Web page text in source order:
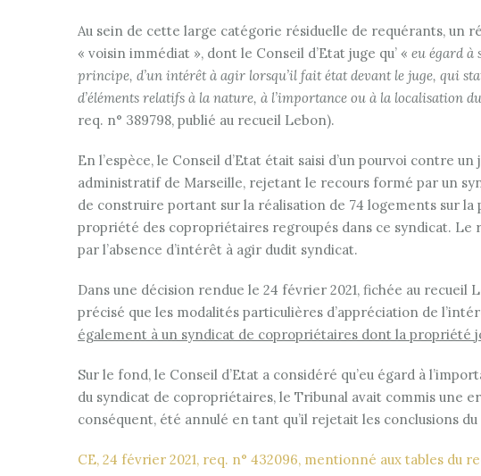
Au sein de cette large catégorie résiduelle de requérants, un
« voisin immédiat », dont le Conseil d’Etat juge qu’ « eu égard
principe, d’un intérêt à agir lorsqu’il fait état devant le juge, qui
d’éléments relatifs à la nature, à l’importance ou à la localisation
req. n° 389798, publié au recueil Lebon).
En l’espèce, le Conseil d’Etat était saisi d’un pourvoi contre
administratif de Marseille, rejetant le recours formé par un
de construire portant sur la réalisation de 74 logements sur
propriété des copropriétaires regroupés dans ce syndicat.
par l’absence d’intérêt à agir dudit syndicat.
Dans une décision rendue le 24 février 2021, fichée au recueil
précisé que les modalités particulières d’appréciation de
également à un syndicat de copropriétaires dont la propriété
Sur le fond, le Conseil d’Etat a considéré qu’eu égard à
du syndicat de copropriétaires, le Tribunal avait commis une
conséquent, été annulé en tant qu’il rejetait les conclusions
CE, 24 février 2021, req. n° 432096, mentionné aux tables du